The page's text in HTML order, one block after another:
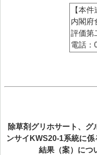
【本件
内閣府
評価第
電話：
除草剤グリホサート、グ
ンサイKWS20-1系統に
結果（案）につ